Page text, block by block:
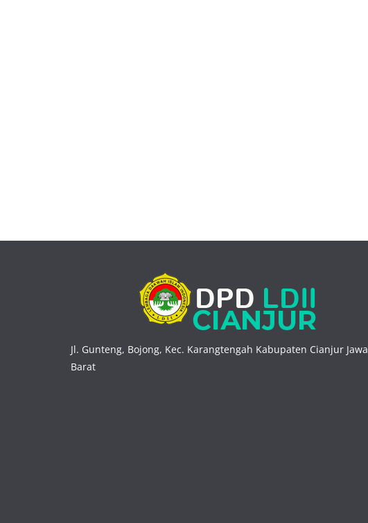
Jl. Gunteng, Bojong, Kec. Karangtengah Kabupaten Cianjur Jawa
Barat